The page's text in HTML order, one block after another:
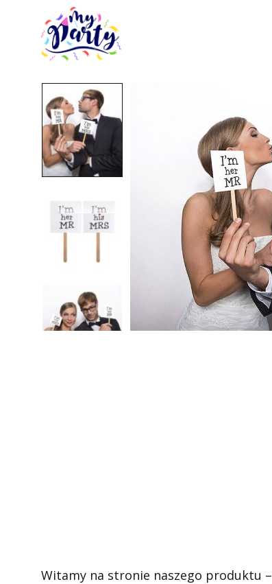
Witamy na stronie naszego produktu –